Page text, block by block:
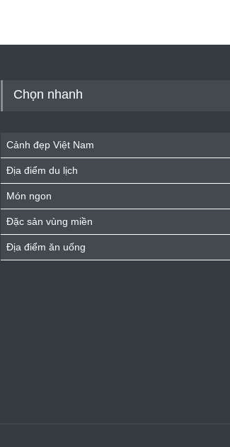
Chọn nhanh
Cảnh đẹp Việt Nam
Địa điểm du lịch
Món ngon
Đặc sản vùng miền
Địa điểm ăn uống